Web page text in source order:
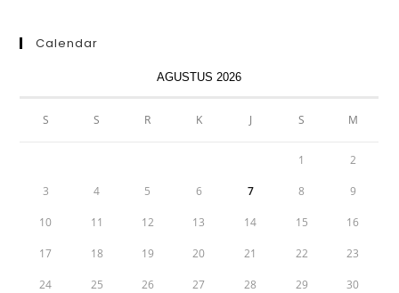
Calendar
AGUSTUS 2026
S S R K J S M
1 2
3 4 5 6 7 8 9
10 11 12 13 14 15 16
17 18 19 20 21 22 23
24 25 26 27 28 29 30